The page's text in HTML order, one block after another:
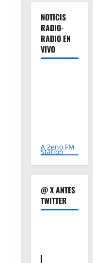
NOTICIS
RADIO-
RADIO EN
VIVO
A Zeno.FM
Station
@ X ANTES
TWITTER